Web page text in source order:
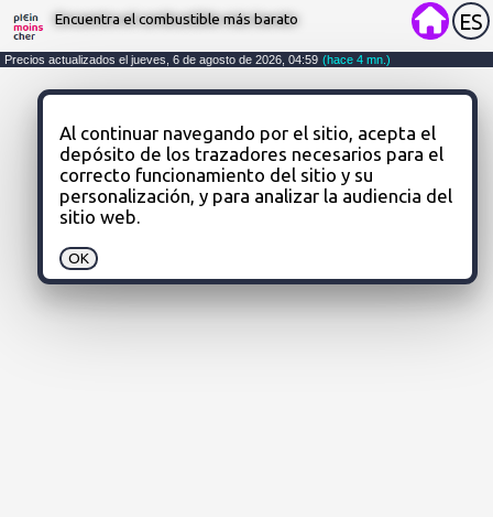
ES
Encuentra el combustible más barato
Al continuar navegando por el sitio, acepta el
depósito de los trazadores necesarios para el
correcto funcionamiento del sitio y su
personalización, y para analizar la audiencia del
sitio web.
OK